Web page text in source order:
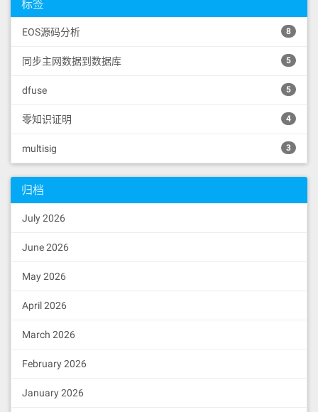
拜占庭容错技术（Byzantine Fault Tolerance，BFT）
是一类分布式计算领域的容错技术。拜占庭假设是对
以及遭到恶意攻击等原因，计算机和网络可能出现不
异常行为，并满足所要解决的问题的规范要求。
拜占庭容错技术来源于拜占庭将军问题。拜占庭将军
象问题。拜占庭是东罗马帝国的首都，由于时拜占庭
罗马帝国国土辽阔，每支军队的驻地分隔很远，将军
们只能靠信使传递消息发生战争时，将军们必须制订
将军们一致的行动计划。因此，将军们必须有一个预
且少数几个叛徒不能使忠诚的将军做出错误的计划。
也就是说，拜占庭将军问题的实质就是要寻找一个方
对战斗计划的共识。在分布式系统中，特别是在区块
正常的服务器（类似忠诚的拜占庭将军），有故障的
标签
EOS源码分析 8
同步主网数据到数据库 5
dfuse 5
零知识证明 4
multisig 3
归档
July 2026
June 2026
May 2026
April 2026
March 2026
February 2026
January 2026